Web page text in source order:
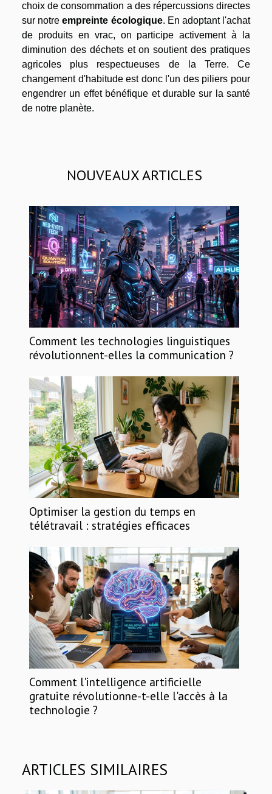
choix de consommation a des répercussions directes
sur notreempreinte écologique. En adoptant l'achat
de produits en vrac, on participe activement à la
diminution des déchets et on soutient des pratiques
agricoles plus respectueuses de la Terre. Ce
changement d'habitude est donc l'un des piliers pour
engendrer un effet bénéfique et durable sur la santé
de notre planète.
NOUVEAUX ARTICLES
Comment les technologies linguistiques
révolutionnent-elles la communication ?
Optimiser la gestion du temps en
télétravail : stratégies efficaces
Comment l'intelligence artificielle
gratuite révolutionne-t-elle l'accès à la
technologie ?
ARTICLES SIMILAIRES